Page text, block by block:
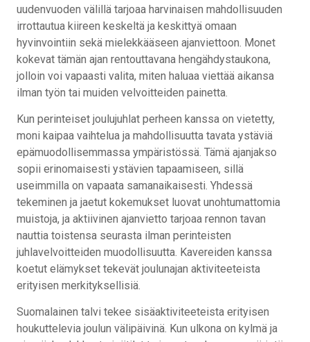
uudenvuoden välillä tarjoaa harvinaisen mahdollisuuden
irrottautua kiireen keskeltä ja keskittyä omaan
hyvinvointiin sekä mielekkääseen ajanviettoon. Monet
kokevat tämän ajan rentouttavana hengähdystaukona,
jolloin voi vapaasti valita, miten haluaa viettää aikansa
ilman työn tai muiden velvoitteiden painetta.
Kun perinteiset joulujuhlat perheen kanssa on vietetty,
moni kaipaa vaihtelua ja mahdollisuutta tavata ystäviä
epämuodollisemmassa ympäristössä. Tämä ajanjakso
sopii erinomaisesti ystävien tapaamiseen, sillä
useimmilla on vapaata samanaikaisesti. Yhdessä
tekeminen ja jaetut kokemukset luovat unohtumattomia
muistoja, ja aktiivinen ajanvietto tarjoaa rennon tavan
nauttia toistensa seurasta ilman perinteisten
juhlavelvoitteiden muodollisuutta. Kavereiden kanssa
koetut elämykset tekevät joulunajan aktiviteeteista
erityisen merkityksellisiä.
Suomalainen talvi tekee sisäaktiviteeteista erityisen
houkuttelevia joulun välipäivinä. Kun ulkona on kylmä ja